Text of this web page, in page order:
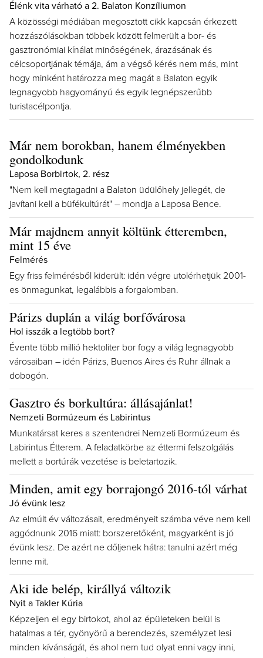
Élénk vita várható a 2. Balaton Konzíliumon
A közösségi médiában megosztott cikk kapcsán érkezett
hozzászólásokban többek között felmerült a bor- és
gasztronómiai kínálat minőségének, árazásának és
célcsoportjának témája, ám a végső kérés nem más, mint
hogy minként határozza meg magát a Balaton egyik
legnagyobb hagyományú és egyik legnépszerűbb
turistacélpontja.
Már nem borokban, hanem élményekben
gondolkodunk
Laposa Borbirtok, 2. rész
"Nem kell megtagadni a Balaton üdülőhely jellegét, de
javítani kell a büfékultúrát" – mondja a Laposa Bence.
Már majdnem annyit költünk étteremben,
mint 15 éve
Felmérés
Egy friss felmérésből kiderült: idén végre utolérhetjük 2001-
es önmagunkat, legalábbis a forgalomban.
Párizs duplán a világ borfővárosa
Hol isszák a legtöbb bort?
Évente több millió hektoliter bor fogy a világ legnagyobb
városaiban – idén Párizs, Buenos Aires és Ruhr állnak a
dobogón.
Gasztro és borkultúra: állásajánlat!
Nemzeti Bormúzeum és Labirintus
Munkatársat keres a szentendrei Nemzeti Bormúzeum és
Labirintus Étterem. A feladatkörbe az éttermi felszolgálás
mellett a bortúrák vezetése is beletartozik.
Minden, amit egy borrajongó 2016-tól várhat
Jó évünk lesz
Az elmúlt év változásait, eredményeit számba véve nem kell
aggódnunk 2016 miatt: borszeretőként, magyarként is jó
évünk lesz. De azért ne dőljenek hátra: tanulni azért még
lenne mit.
Aki ide belép, királlyá változik
Nyit a Takler Kúria
Képzeljen el egy birtokot, ahol az épületeken belül is
hatalmas a tér, gyönyörű a berendezés, személyzet lesi
minden kívánságát, és ahol nem tud olyat enni vagy inni,